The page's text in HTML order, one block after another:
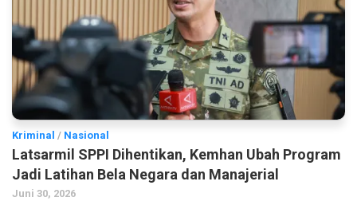
Kriminal / Nasional
Latsarmil SPPI Dihentikan, Kemhan Ubah Program
Jadi Latihan Bela Negara dan Manajerial
Juni 30, 2026